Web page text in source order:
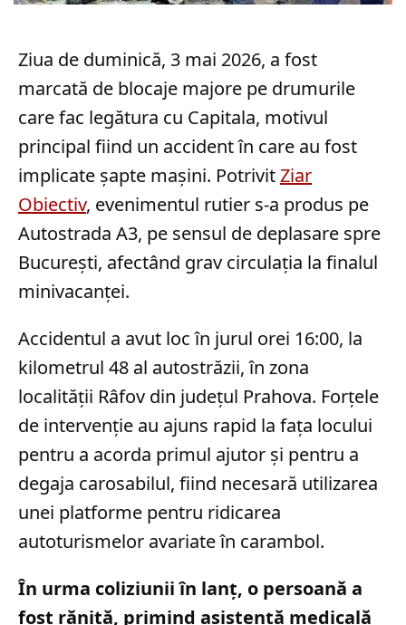
Ziua de duminică, 3 mai 2026, a fost
marcată de blocaje majore pe drumurile
care fac legătura cu Capitala, motivul
principal fiind un accident în care au fost
implicate șapte mașini. PotrivitZiar
Obiectiv, evenimentul rutier s-a produs pe
Autostrada A3, pe sensul de deplasare spre
București, afectând grav circulația la finalul
minivacanței.
Accidentul a avut loc în jurul orei 16:00, la
kilometrul 48 al autostrăzii, în zona
localității Râfov din județul Prahova. Forțele
de intervenție au ajuns rapid la fața locului
pentru a acorda primul ajutor și pentru a
degaja carosabilul, fiind necesară utilizarea
unei platforme pentru ridicarea
autoturismelor avariate în carambol.
În urma coliziunii în lanț, o persoană a
fost rănită, primind asistență medicală